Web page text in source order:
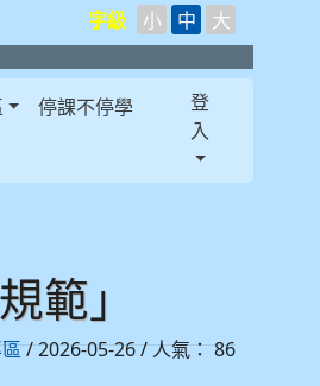
字級 小 中 大
停課不停學
登
入
範」
/ 2026-05-26 / 人氣： 86